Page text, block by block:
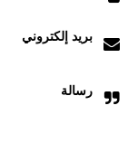
بريد إلكتروني
رسالة